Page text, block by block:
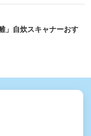
」自炊スキャナーおす